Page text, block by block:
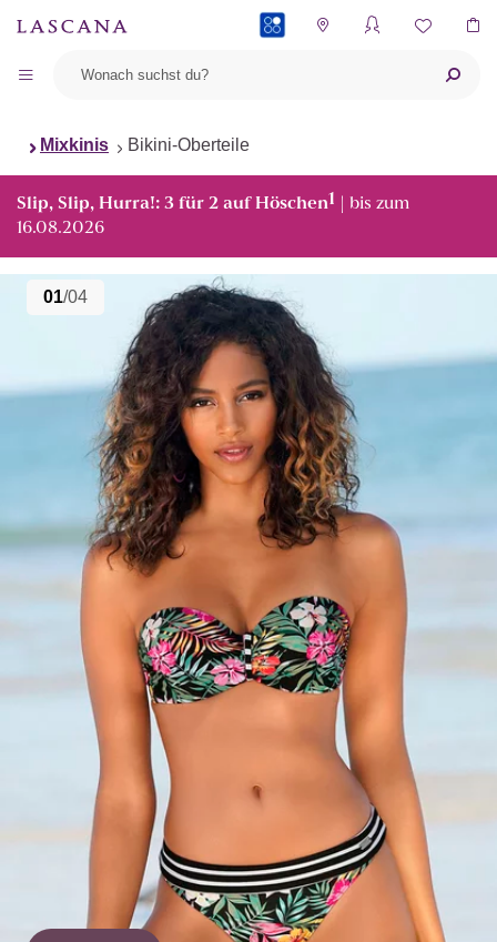
Mixkinis Bikini-Oberteile
Slip, Slip, Hurra!: 3 für 2 auf Höschen1 | bis zum
16.08.2026
01/04